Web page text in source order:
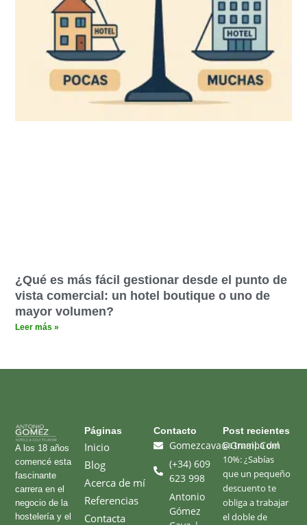
¿Qué es más fácil gestionar desde el punto de
vista comercial: un hotel boutique o uno de
mayor volumen?
Leer más »
A los 18 años
comencé esta
fascinante
carrera en el
negocio de la
hostelería y el
Páginas​
Inicio
Blog
Acerca de mí
Referencias
Contacta
Contacto
Gomezcava@gmail.com
(+34) 609
623 998
Antonio
Gómez
Post recientes
La trampa del
10%: ¿Sabías
que un pequeño
descuento te
obliga a trabajar
el doble de